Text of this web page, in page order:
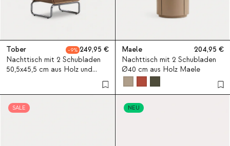
Tober 9
249,95
Nachttisch mit 2 Schubladen
50,5x45,5 cm aus Holz und
Maele
204,95
Nachttisch mit 2 Schubladen
Ø40 cm aus Holz Maele
SALE NEU